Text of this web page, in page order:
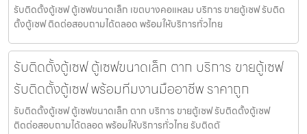
รับติดตั้งตู้เซฟ ตู้เซฟขนาดเล็ก เขตบางคอแหลม บริการ ขายตู้เซฟ รับติด
ตั้งตู้เซฟ ติดต่อสอบถามได้ตลอด พร้อมให้บริการทั่วไทย
รับติดตั้งตู้เซฟ ตู้เซฟขนาดเล็ก ตาก บริการ ขายตู้เซฟ
รับติดตั้งตู้เซฟ พร้อมทีมงานมืออาชีพ ราคาถูก
รับติดตั้งตู้เซฟ ตู้เซฟขนาดเล็ก ตาก บริการ ขายตู้เซฟ รับติดตั้งตู้เซฟ
ติดต่อสอบถามได้ตลอด พร้อมให้บริการทั่วไทย รับติดตั